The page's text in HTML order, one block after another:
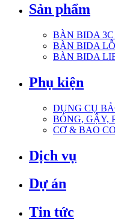
Sản phẩm
BÀN BIDA 3C
BÀN BIDA
BÀN BIDA
Phụ kiện
DỤNG CỤ
BÓNG, GẬY,
CƠ & BAO
Dịch vụ
Dự án
Tin tức